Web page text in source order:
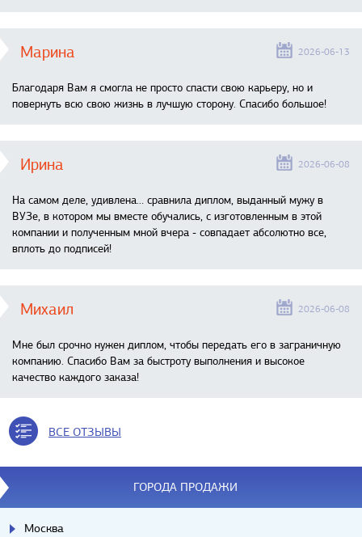
Марина 2026-06-13
Благодаря Вам я смогла не просто спасти свою карьеру, но и
повернуть всю свою жизнь в лучшую сторону. Спасибо большое!
Ирина 2026-06-08
На самом деле, удивлена… сравнила диплом, выданный мужу в
ВУЗе, в котором мы вместе обучались, с изготовленным в этой
компании и полученным мной вчера - совпадает абсолютно все,
вплоть до подписей!
Михаил 2026-06-08
Мне был срочно нужен диплом, чтобы передать его в заграничную
компанию. Спасибо Вам за быстроту выполнения и высокое
качество каждого заказа!
ВСЕ ОТЗЫВЫ
ГОРОДА ПРОДАЖИ
Москва